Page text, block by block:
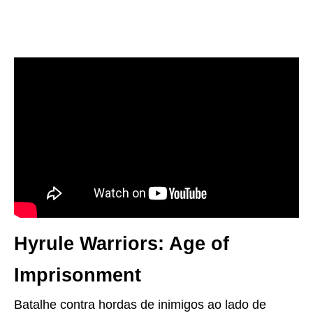
Hyrule Warriors: Age of
Imprisonment
Batalhe contra hordas de inimigos ao lado de